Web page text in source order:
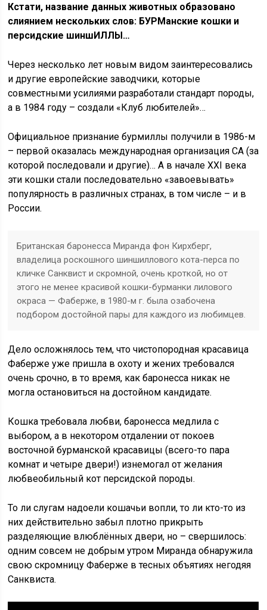
Кстати, название данных животных образовано
слиянием нескольких слов: БУРМанские кошки и
персидские шиншИЛЛЫ…
Через несколько лет новым видом заинтересовались
и другие европейские заводчики, которые
совместными усилиями разработали стандарт породы,
а в 1984 году – создали «Клуб любителей»…
Официальное признание бурмиллы получили в 1986-м
– первой оказалась международная организация CA (за
которой последовали и другие)… А в начале XXI века
эти кошки стали последовательно «завоевывать»
популярность в различных странах, в том числе – и в
России.
Британская баронесса Миранда фон Кирхберг,
владелица роскошного шиншиллового кота-перса по
кличке Санквист и скромной, очень кроткой, но от
этого не менее красивой кошки-бурманки лилового
окраса — Фаберже, в 1980-м г. была озабочена
подбором достойной пары для каждого из любимцев.
Дело осложнялось тем, что чистопородная красавица
Фаберже уже пришла в охоту и жених требовался
очень срочно, в то время, как баронесса никак не
могла остановиться на достойном кандидате.
Кошка требовала любви, баронесса медлила с
выбором, а в некотором отдалении от покоев
восточной бурманской красавицы (всего-то пара
комнат и четыре двери!) изнемогал от желания
любвеобильный кот персидской породы.
То ли слугам надоели кошачьи вопли, то ли кто-то из
них действительно забыл плотно прикрыть
разделяющие влюблённых двери, но – свершилось:
одним совсем не добрым утром Миранда обнаружила
свою скромницу Фаберже в тесных объятиях негодяя
Санквиста.